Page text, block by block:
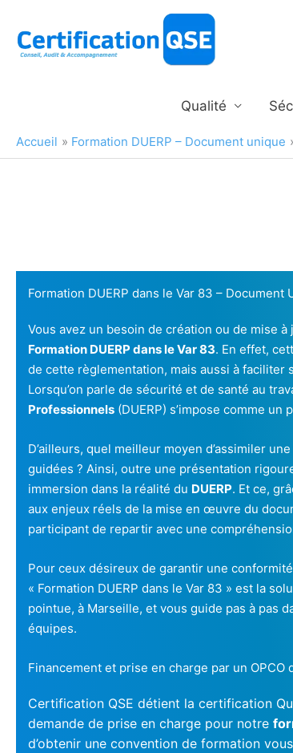
contenu
Qualité
Accueil Formation DUERP – Document unique
Formation DUERP dans le Var 83 –
Vous avez un besoin de création ou de mise à
Formation DUERP dans le Var 83. En effet,
de cette règlementation, mais aussi à
Lorsqu’on parle de sécurité et de santé au
Professionnels (DUERP) s’impose comme un
D’ailleurs, quel meilleur moyen d’assimiler
guidées ? Ainsi, outre une présentation
immersion dans la réalité du DUERP. Et ce,
aux enjeux réels de la mise en œuvre du
participant de repartir avec une
Pour ceux désireux de garantir une
« Formation DUERP dans le Var 83 » est la
pointue, à Marseille, et vous guide pas à pas
équipes.
Financement et prise en charge par un
Certification QSE détient la certification
demande de prise en charge pour notre
d’obtenir une convention de formation